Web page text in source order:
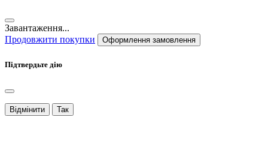
Завантаження...
Продовжити покупки
Оформлення замовлення
Підтвердьте дію
Відмінити Так